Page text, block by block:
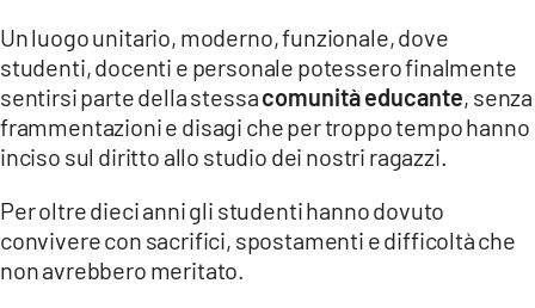
ANDROID
APPLE
Un luogo unitario, moderno, funzionale, dove
studenti, docenti e personale potessero finalmente
sentirsi parte della stessacomunità educante, senza
frammentazioni e disagi che per troppo tempo hanno
inciso sul diritto allo studio dei nostri ragazzi.
Per oltre dieci anni gli studenti hanno dovuto
convivere con sacrifici, spostamenti e difficoltà che
non avrebbero meritato.